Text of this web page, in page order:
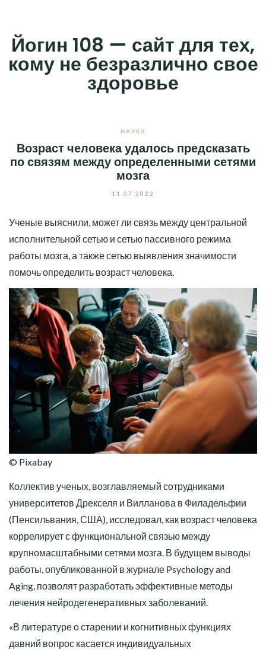
content
Йогин 108 — сайт для тех,
кому не безразлично свое
здоровье
НАУКА
Возраст человека удалось предсказать
по связям между определенными сетями
мозга
11.07.2022
Ученые выяснили, может ли связь между центральной
исполнительной сетью и сетью пассивного режима
работы мозга, а также сетью выявления значимости
помочь определить возраст человека.
© Pixabay
Коллектив ученых, возглавляемый сотрудниками
университетов Дрекселя и Вилланова в Филадельфии
(Пенсильвания, США), исследовал, как возраст человека
коррелирует с функциональной связью между
крупномасштабными сетями мозга. В будущем выводы
работы, опубликованной в журнале Psychology and
Aging, позволят разработать эффективные методы
лечения нейродегенеративных заболеваний.
«В литературе о старении и когнитивных функциях
давний вопрос касается индивидуальных